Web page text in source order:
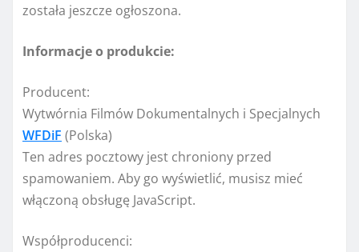
została jeszcze ogłoszona.
Informacje o produkcie:
Producent:
Wytwórnia Filmów Dokumentalnych i Specjalnych
WFDiF (Polska)
Ten adres pocztowy jest chroniony przed
spamowaniem. Aby go wyświetlić, musisz mieć
włączoną obsługę JavaScript.
Współproducenci: